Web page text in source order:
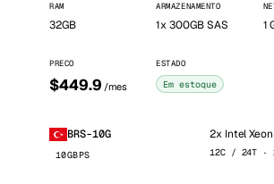
RAM
32GB
ARMAZENAMENTO
1x 300GB SAS 1
PRECO
$449.9 /mes
ESTADO
Em estoque
BRS-10G
10GBPS
2x Intel
12C / 24T ·